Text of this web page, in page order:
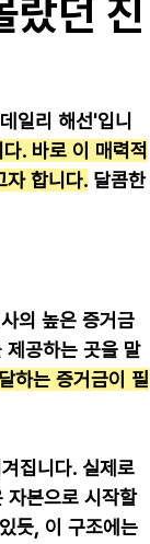
랐던 진
일리 해선'입니
. 바로 이 매력적
자 합니다. 달콤한
의 높은 증거금
제공하는 곳을 말
하는 증거금이 필
집니다. 실제로
자본으로 시작할
듯, 이 구조에는